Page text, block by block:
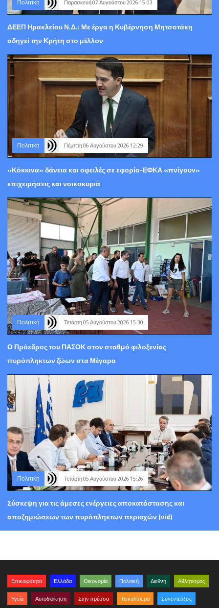
Πολιτική Παρασκευή 07 Αυγούστου 2026 15:03
ΔΕΕΠ Ηρακλείου Ν.Δ.: Με έργα η Κυβέρνηση Μητσοτάκη
οδηγεί την Κρήτη στο μέλλον
Πολιτική Πέμπτη 06 Αυγούστου 2026 12:29
«Κόκκινα» δάνεια και οφειλές σε εφορία-ΕΦΚΑ «πνίγουν»
επιχειρήσεις και νοικοκυριά
Πολιτική Τετάρτη 05 Αυγούστου 2026 15:30
Ο Πρόεδρος του ΠΑΣΟΚ στον σταθμό φιλοξενίας
πυρόπληκτων ζώων στα Μέγαρα
Πολιτική Τετάρτη 05 Αυγούστου 2026 15:26
Σύσκεψη για τις άμεσες ενέργειες αποκατάστασης και
αποζημιώσεων των πυρόπληκτων περιοχών (vid)
Επικαιρότητα Ελλάδα Οικονομία Πολιτική Διεθνή Αθλητισμός
Υγεία Αυτοδιοίκηση Στην πρέσσα Τα καλύτερα Συνεντεύξεις